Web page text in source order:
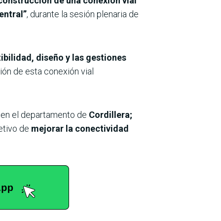
, durante la sesión plenaria de
diseño y las gestiones
de esta conexión vial
el departamento de Cordillera;
de mejorar la conectividad